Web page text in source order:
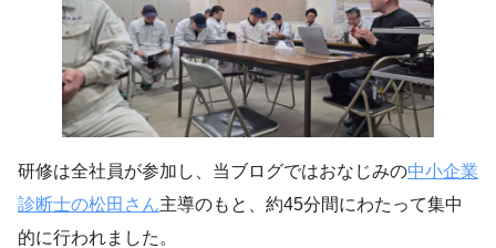
研修は全社員が参加し、当ブログではおなじみの中小企業
診断士の松田さん主導のもと、約45分間にわたって集中
的に行われました。